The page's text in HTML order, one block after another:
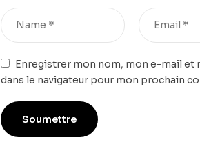
Enregistrer mon nom, mon e-mail et
dans le navigateur pour mon prochain